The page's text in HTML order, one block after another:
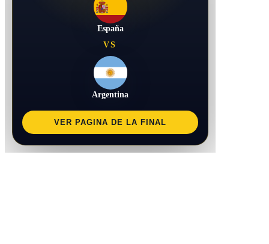
España
VS
Argentina
VER PAGINA DE LA FINAL